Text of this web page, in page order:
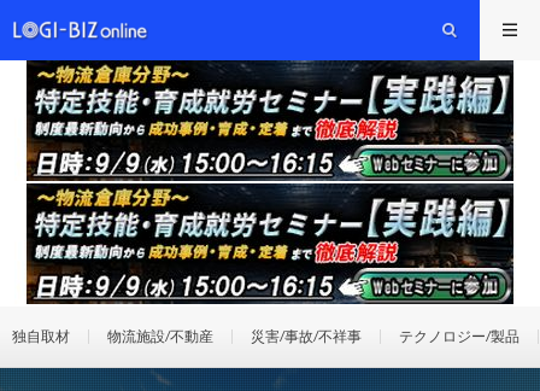
独自取材 物流施設/不動産 災害/事故/不祥事 テクノロジー/製品